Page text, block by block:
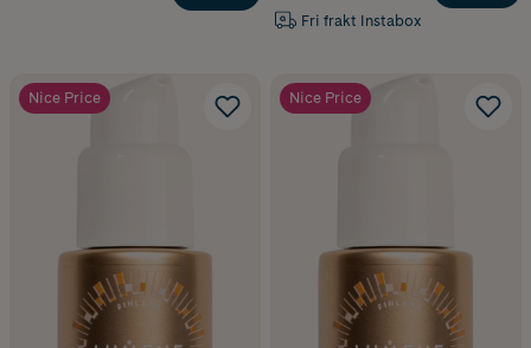
Fri frakt Instabox
Nice Price Nice Price